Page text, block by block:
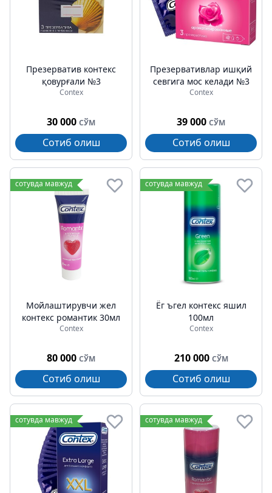
Презерватив контекс
қовурғали №3
Contex
30 000 СЎМ
Сотиб олиш
Презервативлар ишқий
севгига мос келади №3
Contex
39 000 СЎМ
Сотиб олиш
сотувда мавжуд
Мойлаштирувчи жел
контекс романтик 30мл
Contex
80 000 СЎМ
Сотиб олиш
сотувда мавжуд
Ёг ъгел контекс яшил
100мл
Contex
210 000 СЎМ
Сотиб олиш
сотувда мавжуд сотувда мавжуд